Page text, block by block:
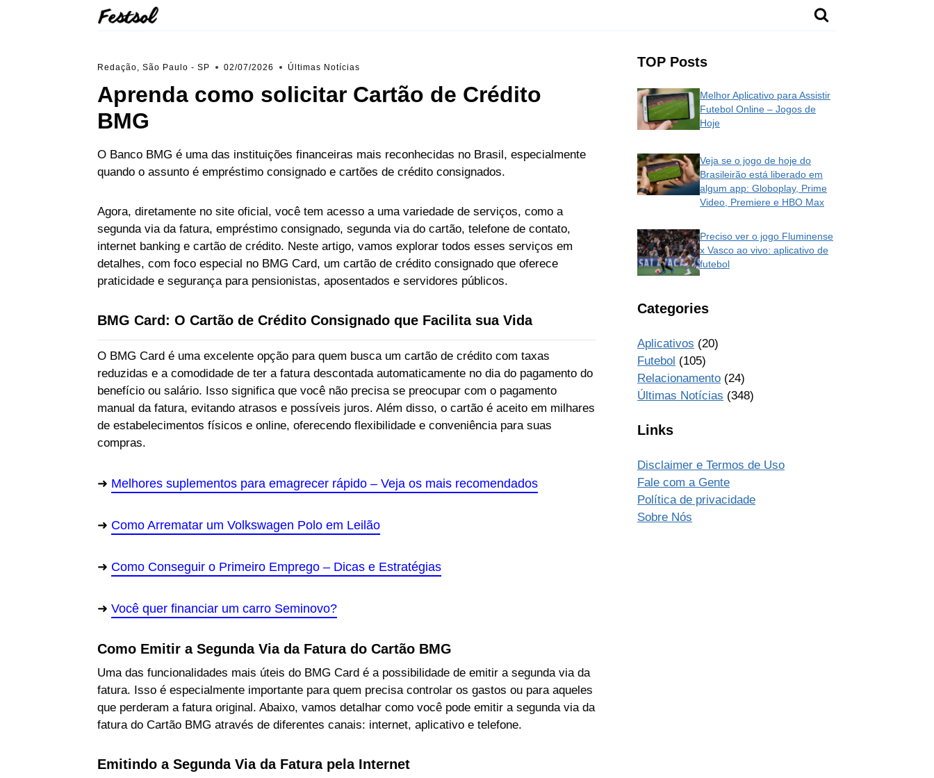
Redação, São Paulo - SP 02/07/2026 Últimas Notícias
Aprenda como solicitar Cartão de Crédito
BMG
O Banco BMG é uma das instituições financeiras mais reconhecidas no Brasil, especialmente
quando o assunto é empréstimo consignado e cartões de crédito consignados.
Agora, diretamente no site oficial, você tem acesso a uma variedade de serviços, como a
segunda via da fatura, empréstimo consignado, segunda via do cartão, telefone de contato,
internet banking e cartão de crédito. Neste artigo, vamos explorar todos esses serviços em
detalhes, com foco especial no BMG Card, um cartão de crédito consignado que oferece
praticidade e segurança para pensionistas, aposentados e servidores públicos.
BMG Card: O Cartão de Crédito Consignado que Facilita sua Vida
O BMG Card é uma excelente opção para quem busca um cartão de crédito com taxas
reduzidas e a comodidade de ter a fatura descontada automaticamente no dia do pagamento do
benefício ou salário. Isso significa que você não precisa se preocupar com o pagamento
manual da fatura, evitando atrasos e possíveis juros. Além disso, o cartão é aceito em milhares
de estabelecimentos físicos e online, oferecendo flexibilidade e conveniência para suas
compras.
Melhores suplementos para emagrecer rápido – Veja os mais recomendados
Como Arrematar um Volkswagen Polo em Leilão
Como Conseguir o Primeiro Emprego – Dicas e Estratégias
Você quer financiar um carro Seminovo?
Como Emitir a Segunda Via da Fatura do Cartão BMG
Uma das funcionalidades mais úteis do BMG Card é a possibilidade de emitir a segunda via da
fatura. Isso é especialmente importante para quem precisa controlar os gastos ou para aqueles
que perderam a fatura original. Abaixo, vamos detalhar como você pode emitir a segunda via da
fatura do Cartão BMG através de diferentes canais: internet, aplicativo e telefone.
Emitindo a Segunda Via da Fatura pela Internet
TOP Posts
Melhor Aplicativo para Assistir
Futebol Online – Jogos de
Hoje
Veja se o jogo de hoje do
Brasileirão está liberado em
algum app: Globoplay, Prime
Video, Premiere e HBO Max
Preciso ver o jogo Fluminense
x Vasco ao vivo: aplicativo de
futebol
Categories
Aplicativos (20)
Futebol (105)
Relacionamento (24)
Últimas Notícias (348)
Links
Disclaimer e Termos de Uso
Fale com a Gente
Política de privacidade
Sobre Nós